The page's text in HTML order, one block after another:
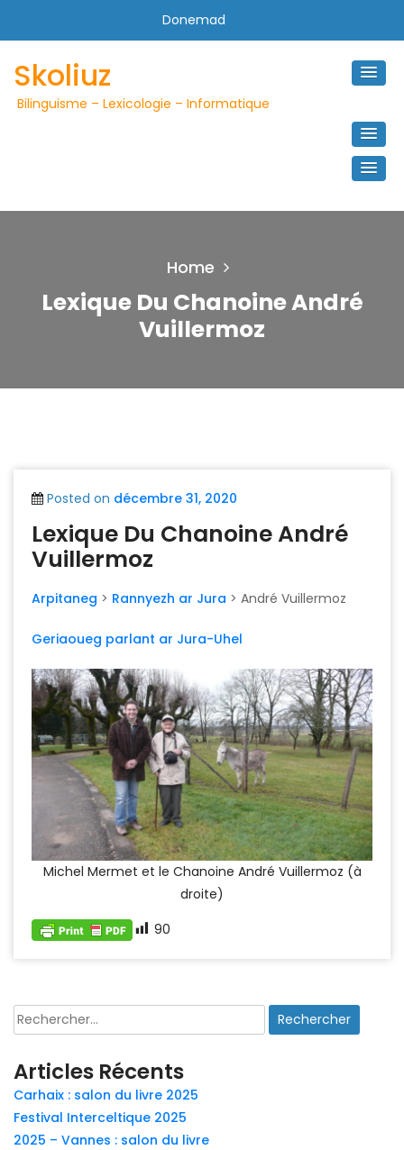
Donemad
Skoliuz
Bilinguisme – Lexicologie – Informatique
Home
Lexique Du Chanoine André
Vuillermoz
Posted on décembre 31, 2020
Lexique Du Chanoine André
Vuillermoz
Arpitaneg > Rannyezh ar Jura > André Vuillermoz
Geriaoueg parlant ar Jura-Uhel
Michel Mermet et le Chanoine André Vuillermoz (à
droite)
90
Rechercher :
Articles Récents
Carhaix : salon du livre 2025
Festival Interceltique 2025
2025 – Vannes : salon du livre